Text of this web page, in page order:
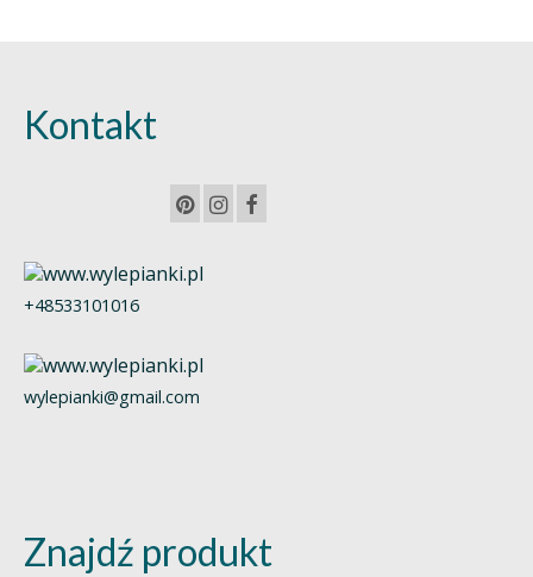
Kontakt
+48533101016
wylepianki@gmail.com
Znajdź produkt